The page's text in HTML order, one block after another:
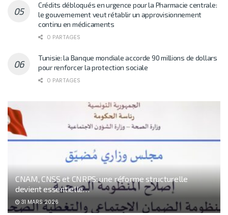
Crédits débloqués en urgence pour la Pharmacie centrale:
le gouvernement veut rétablir un approvisionnement
continu en médicaments
0 PARTAGES
Tunisie: la Banque mondiale accorde 90 millions de dollars
pour renforcer la protection sociale
0 PARTAGES
CNAM, CNSS et CNRPS: une réforme structurelle
devient essentielle…
31 MARS 2026